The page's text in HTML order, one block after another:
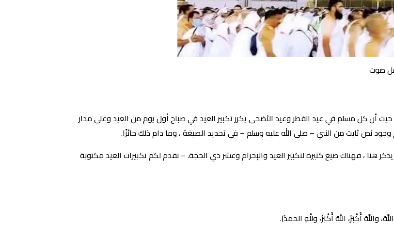
، حيث أن كل مسلم في عيد الفطر وعيد الأضحى يكرر تكبير العيد في صباح أول يوم من العيد وعلى مدار
وجود نص ثابت من النبي – صلى الله عليه وسلم – في تحديد الصيغة ، وما دام ذلك جائزًا.
هنا ، فهناك صيغ كثيرة لتكبير العيد والإحرام وعشر ذي الحجة. – نقدم لكم تكبيرات العيد مكتوبة
واللَّهُ أَكْبَرُ، اللَّهُ أَكْبَرُ، وللَّهِ الحمدُ).